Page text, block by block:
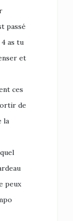
passé
as tu
et
ces
de
la
peux